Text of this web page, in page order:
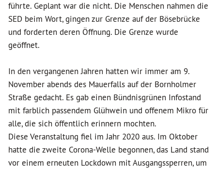
führte. Geplant war die nicht. Die Menschen nahmen die
SED beim Wort, gingen zur Grenze auf der Bösebrücke
und forderten deren Öffnung. Die Grenze wurde
geöffnet.
In den vergangenen Jahren hatten wir immer am 9.
November abends des Mauerfalls auf der Bornholmer
Straße gedacht. Es gab einen Bündnisgrünen Infostand
mit farblich passendem Glühwein und offenem Mikro für
alle, die sich öffentlich erinnern mochten.
Diese Veranstaltung fiel im Jahr 2020 aus. Im Oktober
hatte die zweite Corona-Welle begonnen, das Land stand
vor einem erneuten Lockdown mit Ausgangssperren, um